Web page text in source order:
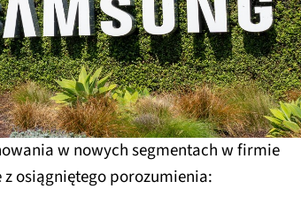
w nowych segmentach w firmie
osiągniętego porozumienia: